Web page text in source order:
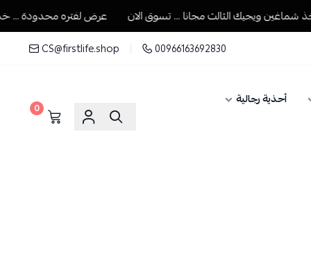
ويجيك الثالث مجانا ... تسوق الان عرض لفتره محدودة ... خذ
00966163692830
CS@firstlife.shop
أحذية رجالية
0